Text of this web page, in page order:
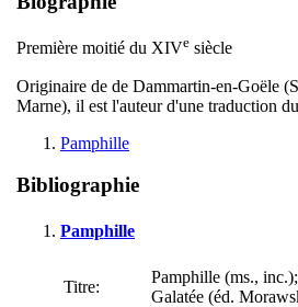
Première moitié du XIVe siècle
Originaire de de Dammartin-en-Goële
Marne), il est l'auteur d'une traduction du
Pamphille
Bibliographie
Pamphille
Titre:
Pamphille (ms.,
Galatée (éd.